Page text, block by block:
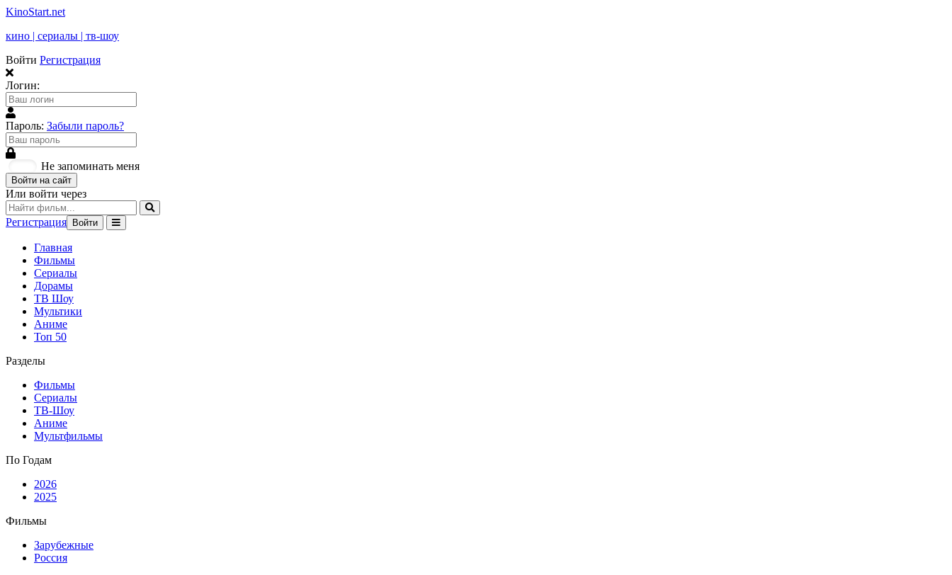
KinoStart.net
кино | сериалы | тв-шоу
Войти Регистрация
Логин:
Пароль: Забыли пароль?
Не запоминать меня
Войти на сайт
Или войти через
Регистрация Войти
Главная
Фильмы
Сериалы
Дорамы
ТВ Шоу
Мультики
Аниме
Топ 50
Разделы
Фильмы
Сериалы
ТВ-Шоу
Аниме
Мультфильмы
По Годам
2026
2025
Фильмы
Зарубежные
Россия